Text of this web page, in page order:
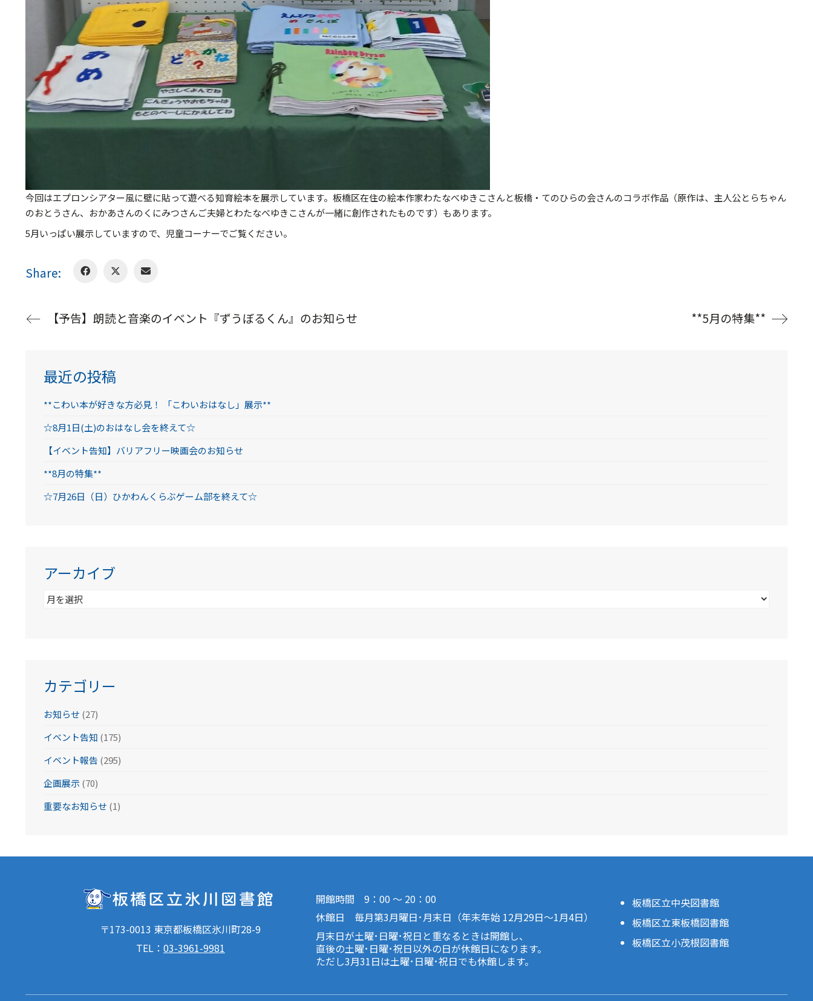
今回はエプロンシアター風に壁に貼って遊べる知育絵本を展示しています。板橋区在住の絵本作家わたなべゆきこさんと板橋・てのひらの会さんのコラボ作品（原作は、主人公とらちゃん
のおとうさん、おかあさんのくにみつさんご夫婦とわたなべゆきこさんが一緒に創作されたものです）もあります。
5月いっぱい展示していますので、児童コーナーでご覧ください。
Share:
【予告】朗読と音楽のイベント『ずうぼるくん』のお知らせ **5月の特集**
最近の投稿
**こわい本が好きな方必見！ 「こわいおはなし」展示**
☆8月1日(土)のおはなし会を終えて☆
【イベント告知】バリアフリー映画会のお知らせ
**8月の特集**
☆7月26日（日）ひかわんくらぶゲーム部を終えて☆
アーカイブ
ア
カテゴリー
お知らせ (27)
イベント告知 (175)
イベント報告 (295)
企画展示(70)
重要なお知らせ (1)
〒173-0013 東京都板橋区氷川町28-9
TEL： 03-3961-9981
開館時間 9：00 ～ 20：00
休館日 毎月第3月曜日･月末日（年末年始 12月29日～1月4日）
月末日が土曜･日曜･祝日と重なるときは開館し、
直後の土曜･日曜･祝日以外の日が休館日になります。
ただし3月31日は土曜･日曜･祝日でも休館します。
板橋区立中央図書館
板橋区立東板橋図書館
板橋区立小茂根図書館